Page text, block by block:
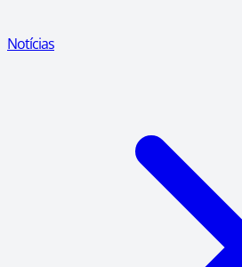
Notícias